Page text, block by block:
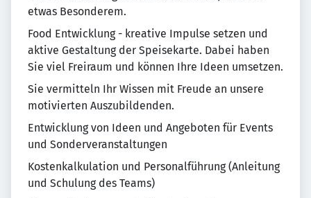
etwas Besonderem.
Food Entwicklung - kreative Impulse setzen und
aktive Gestaltung der Speisekarte. Dabei haben
Sie viel Freiraum und können Ihre Ideen umsetzen.
Sie vermitteln Ihr Wissen mit Freude an unsere
motivierten Auszubildenden.
Entwicklung von Ideen und Angeboten für Events
und Sonderveranstaltungen
Kostenkalkulation und Personalführung (Anleitung
und Schulung des Teams)